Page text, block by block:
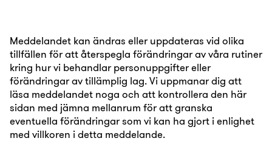
Meddelandet kan ändras eller uppdateras vid olika
tillfällen för att återspegla förändringar av våra rutiner
kring hur vi behandlar personuppgifter eller
förändringar av tillämplig lag. Vi uppmanar dig att
läsa meddelandet noga och att kontrollera den här
sidan med jämna mellanrum för att granska
eventuella förändringar som vi kan ha gjort i enlighet
med villkoren i detta meddelande.